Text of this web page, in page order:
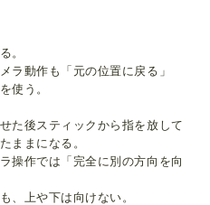
。
ラ動作も「元の位置に戻る」
使う。
た後スティックから指を放して
ままになる。
操作では「完全に別の方向を向
、上や下は向けない。